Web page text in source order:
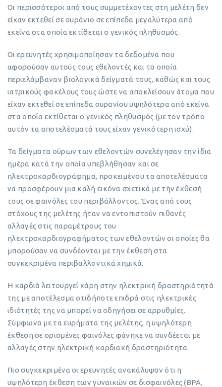
Οι περισσότεροι από τους συμμετέχοντες στη μελέτη δεν
είχαν εκτεθεί σε ουράνιο σε επίπεδα μεγαλύτερα από
εκείνα στα οποία εκτίθεται ο γενικός πληθυσμός.
Οι ερευνητές χρησιμοποίησαν τα δεδομένα που
αφορούσαν αυτούς τους εθελοντές και τα οποία
περιελάμβαναν βιολογικά δείγματά τους, καθώς και τους
ιατρικούς φακέλους τους ώστε να αποκλείσουν άτομα που
είχαν εκτεθεί σε επίπεδα ουρανίου υψηλότερα από εκείνα
στα οποία εκτίθεται ο γενικός πληθυσμός (με τον τρόπο
αυτόν τα αποτελέσματά τους είχαν γενικότερη ισχύ).
Τα δείγματα ούρων των εθελοντών συνελέγησαν την ίδια
ημέρα κατά την οποία υπεβλήθησαν και σε
ηλεκτροκαρδιογράφημα, προκειμένου τα αποτελέσματα
να προσφέρουν μια καλή εικόνα σχετικά με την έκθεσή
τους σε φαινόλες του περιβάλλοντος. Ένας από τους
στόχους της μελέτης ήταν να εντοπιστούν πιθανές
αλλαγές στις παραμέτρους του
ηλεκτροκαρδιογραφήματος των εθελοντών οι οποίες θα
μπορούσαν να συνδέονται με την έκθεση στα
συγκεκριμένα περιβαλλοντικά χημικά.
Η καρδιά λειτουργεί χάρη στην ηλεκτρική δραστηριότητά
της με αποτέλεσμα οτιδήποτε επιδρά στις ηλεκτρικές
ιδιότητές της να μπορεί να οδηγήσει σε αρρυθμίες.
Σύμφωνα με τα ευρήματα της μελέτης, η υψηλότερη
έκθεση σε ορισμένες φαινόλες φάνηκε να συνδέεται με
αλλαγές στην ηλεκτρική καρδιακή δραστηριότητα.
Πιο συγκεκριμένα οι ερευνητές ανακάλυψαν ότι η
υψηλότερη έκθεση των γυναικών σε δισφαινόλες (ΒΡΑ,